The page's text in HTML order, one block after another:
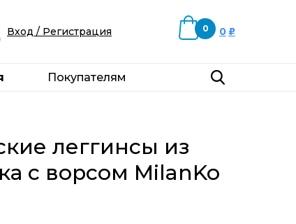
леггинсы из
с ворсом MilanKo
Вход / Регистрация 0 u
0
Покупателям